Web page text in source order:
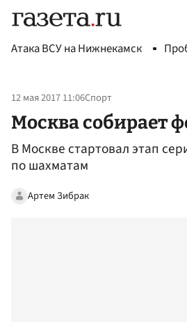
Атака ВСУ на Нижнекамск
12 мая 2017 11:06Спорт
Москва собирает
В Москве стартовал этап
по шахматам
Артем Зибрак